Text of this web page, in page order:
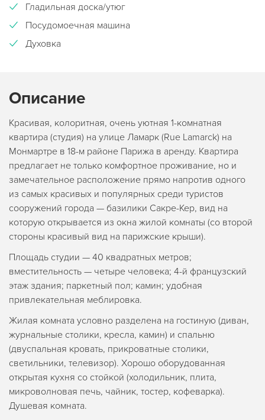
Гладильная доска/утюг
Посудомоечная машина
Духовка
Описание
Красивая, колоритная, очень уютная 1-комнатная
квартира (студия) на улице Ламарк (Rue Lamarck) на
Монмартре в 18-м районе Парижа в аренду. Квартира
предлагает не только комфортное проживание, но и
замечательное расположение прямо напротив одного
из самых красивых и популярных среди туристов
сооружений города — базилики Сакре-Кер, вид на
которую открывается из окна жилой комнаты (со второй
стороны красивый вид на парижские крыши).
Площадь студии — 40 квадратных метров;
вместительность — четыре человека; 4-й французский
этаж здания; паркетный пол; камин; удобная
привлекательная меблировка.
Жилая комната условно разделена на гостиную (диван,
журнальные столики, кресла, камин) и спальню
(двуспальная кровать, прикроватные столики,
светильники, телевизор). Хорошо оборудованная
открытая кухня со стойкой (холодильник, плита,
микроволновая печь, чайник, тостер, кофеварка).
Душевая комната.